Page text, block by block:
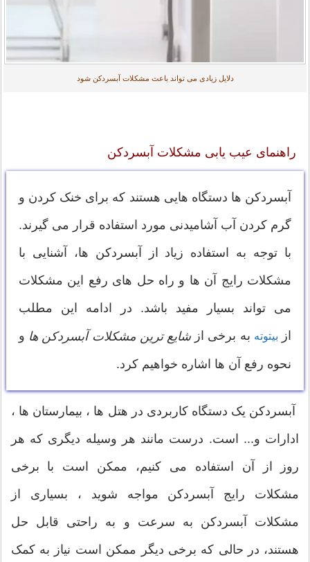
دلایل زیادی می تواند باعث مشکلات آبسردکن شود
راهنمای عیب یابی مشکلات آبسردکن
آبسردکن ها دستگاه هایی هستند که برای خنک کردن و
گرم کردن آب آشامیدنی مورد استفاده قرار می گیرند.
با توجه به استفاده زیاد از آبسردکن ها، آشنایی با
مشکلات رایج آن ها و راه حل های رفع این مشکلات
می تواند بسیار مفید باشد. در ادامه این مطلب
از
بیتوته به برخی از شایع ترین مشکلات آبسردکن ها و
نحوه رفع آن ها اشاره خواهیم کرد.
آبسردکن یک دستگاه کاربردی در هتل ها ، بیمارستان ها ،
ادارات و... است. درست مانند هر وسیله دیگری که هر
روز از آن استفاده می کنیم، ممکن است با برخی
مشکلات رایج آبسردکن مواجه شوید ، بسیاری از
مشکلات آبسردکن به سرعت و به راحتی قابل حل
هستند، در حالی که برخی دیگر ممکن است نیاز به کمک